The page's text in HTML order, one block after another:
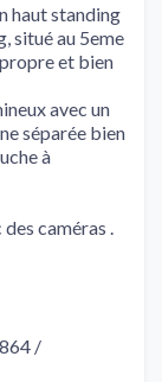
haut standing
situé au 5eme
et bien
avec un
séparée bien
à
caméras .
/